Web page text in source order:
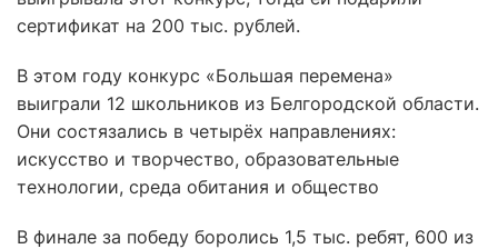
сертификат на 200 тыс. рублей.
В этом году конкурс «Большая перемена»
выиграли 12 школьников из Белгородской области.
Они состязались в четырёх направлениях:
искусство и творчество, образовательные
технологии, среда обитания и общество
В финале за победу боролись 1,5 тыс. ребят, 600 из